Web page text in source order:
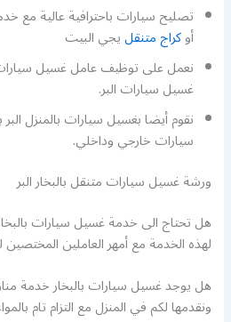
تصليح سيارات باحترافية عالية مع
أوكراج متنقليجي البيت
نعمل على توظيف عامل غسيل
غسيل سيارات البر.
نقوم أيضا بغسيل سيارات بالمنزل
سيارات خارجي وداخلي.
ورشة غسيل سيارات متنقل بالبخار البر
هل تحتاج الى خدمة غسيل سيارات
لهذه الخدمة مع أمهر العاملين
هل يوجد غسيل سيارات بالبخار خدمة
ونقدمها لكم في المنزل مع التزام تام